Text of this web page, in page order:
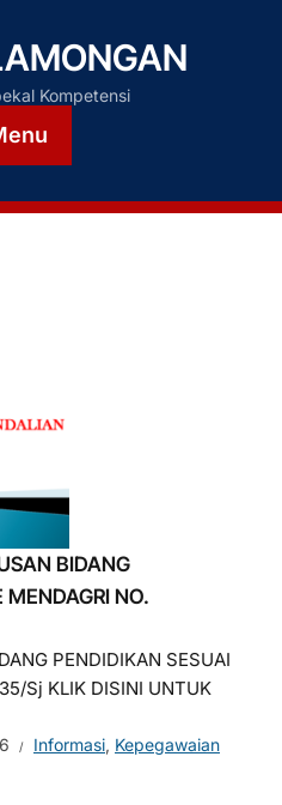
Kompetensi
BIDANG
MENDAGRI NO.
PENDIDIKAN SESUAI
Sj KLIK DISINI UNTUK
Informasi, Kepegawaian